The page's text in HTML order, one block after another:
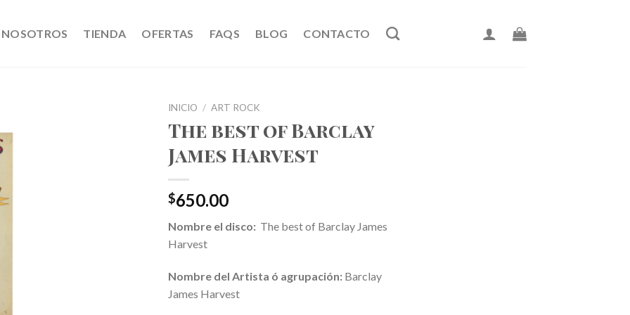
NOSOTROS TIENDA OFERTAS FAQS BLOG CONTACTO
INICIO / ART ROCK
The best of Barclay
James Harvest
$650.00
Nombre el disco: The best of Barclay James
Harvest
Nombre del Artista ó agrupación: Barclay
James Harvest